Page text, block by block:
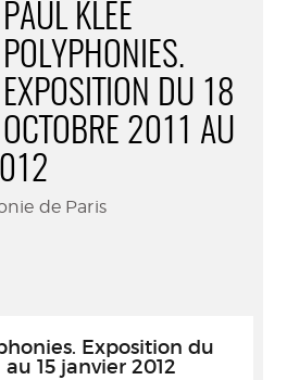
PAUL KLEE
POLYPHONIES.
EXPOSITION DU 18
OCTOBRE 2011 AU
de Paris
Exposition du
au 15 janvier 2012